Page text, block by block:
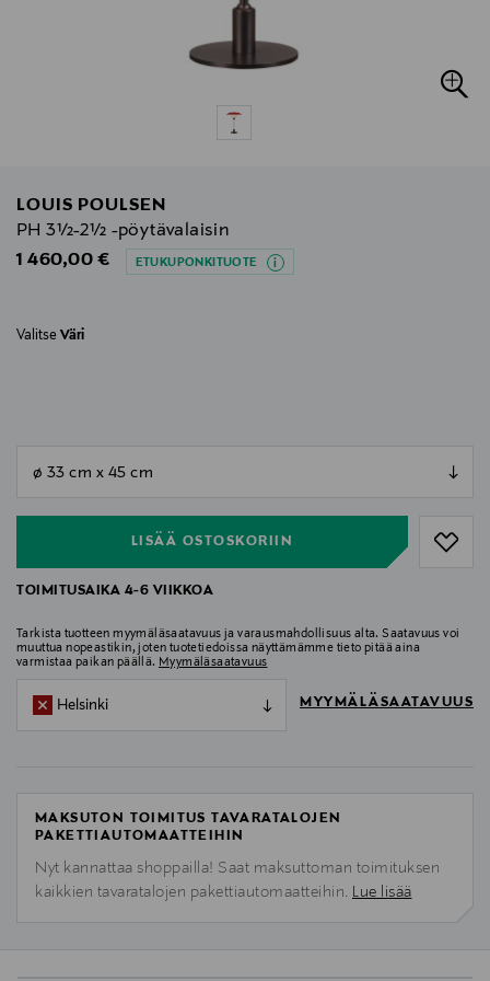
LOUIS POULSEN
PH 3½-2½ -pöytävalaisin
Original Price
1 460,00 € ETUKUPONKITUOTE
Valitse Väri
LISÄÄ OSTOSKORIIN
TOIMITUSAIKA 4-6 VIIKKOA
Tarkista tuotteen myymäläsaatavuus ja varausmahdollisuus alta. Saatavuus voi
muuttua nopeastikin, joten tuotetiedoissa näyttämämme tieto pitää aina
varmistaa paikan päällä. Myymäläsaatavuus
Helsinki MYYMÄLÄSAATAVUUS
MAKSUTON TOIMITUS TAVARATALOJEN
PAKETTIAUTOMAATTEIHIN
Nyt kannattaa shoppailla! Saat maksuttoman toimituksen
kaikkien tavaratalojen pakettiautomaatteihin. Lue lisää